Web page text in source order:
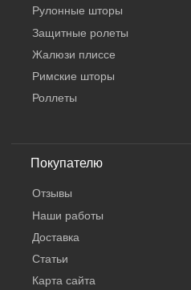
Рулонные шторы
Защитные ролеты
Жалюзи плиссе
Римские шторы
Роллеты
Покупателю
Отзывы
Наши работы
Доставка
Статьи
Карта сайта